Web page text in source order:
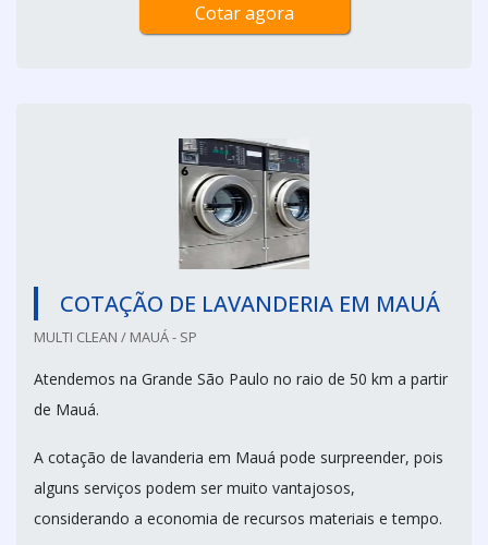
Cotar agora
COTAÇÃO DE LAVANDERIA EM MAUÁ
MULTI CLEAN / MAUÁ - SP
Atendemos na Grande São Paulo no raio de 50 km a partir
de Mauá.
A cotação de lavanderia em Mauá pode surpreender, pois
alguns serviços podem ser muito vantajosos,
considerando a economia de recursos materiais e tempo.